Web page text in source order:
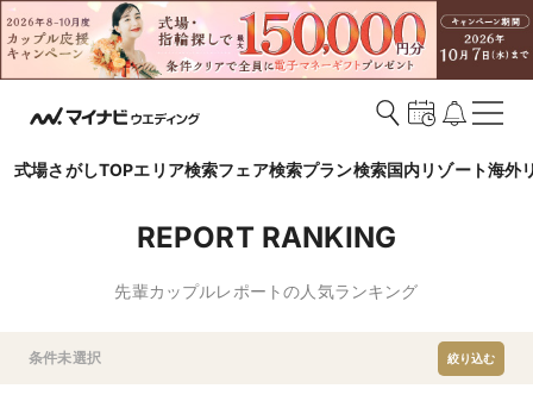
式場さがしTOPエリア検索フェア検索プラン検索国内リゾート海外
REPORT RANKING
先輩カップルレポートの人気ランキング
条件未選択 絞り込む